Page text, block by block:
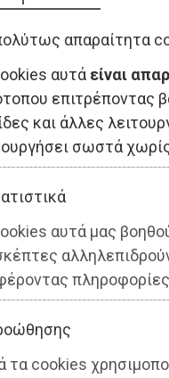
απαραίτητα
αυτά είναι
επιτρέποντας
και άλλες
σωστά
αυτά μας
τα cookies